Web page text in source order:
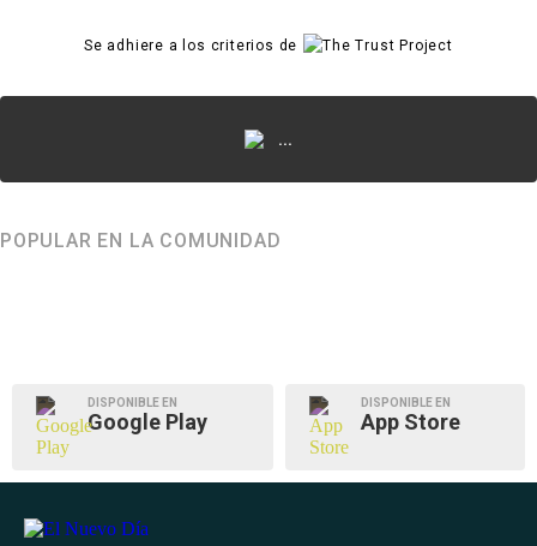
Se adhiere a los criterios de
...
POPULAR EN LA COMUNIDAD
DISPONIBLE EN
Google Play
DISPONIBLE EN
App Store